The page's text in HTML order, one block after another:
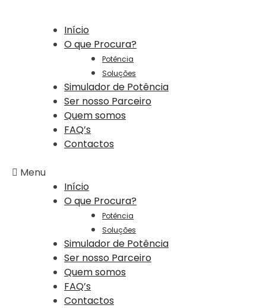
Início
O que Procura?
Potência
Soluções
Simulador de Potência
Ser nosso Parceiro
Quem somos
FAQ’s
Contactos
Menu
Início
O que Procura?
Potência
Soluções
Simulador de Potência
Ser nosso Parceiro
Quem somos
FAQ’s
Contactos